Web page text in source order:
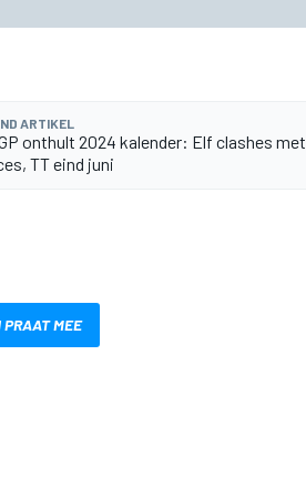
ARTIKEL
onthult 2024 kalender: Elf clashes met
TT eind juni
MEE